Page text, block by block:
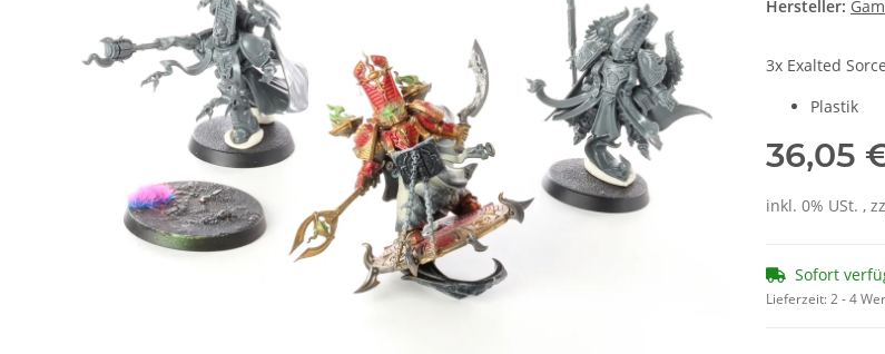
Hersteller:
3x Exalted
Plastik
36,05
inkl. 0% USt. ,
Sofort
Lieferzeit:2 - 4